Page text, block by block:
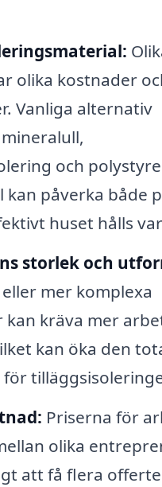
olika kostnader
Vanliga alternativ
och
kan påverka både
huset hålls
storlek och
mer komplexa
kan kräva mer
kan öka den
Priserna för
olika
att få flera